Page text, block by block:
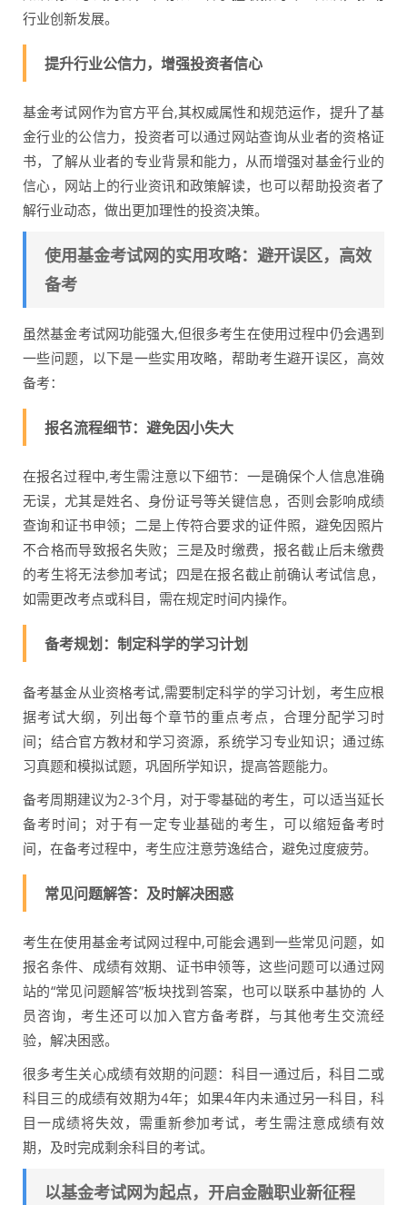
行业创新发展。
提升行业公信力，增强投资者信心
基金考试网作为官方平台,其权威属性和规范运作，提升了基
金行业的公信力，投资者可以通过网站查询从业者的资格证
书，了解从业者的专业背景和能力，从而增强对基金行业的
信心，网站上的行业资讯和政策解读，也可以帮助投资者了
解行业动态，做出更加理性的投资决策。
使用基金考试网的实用攻略：避开误区，高效
备考
虽然基金考试网功能强大,但很多考生在使用过程中仍会遇到
一些问题，以下是一些实用攻略，帮助考生避开误区，高效
备考：
报名流程细节：避免因小失大
在报名过程中,考生需注意以下细节：一是确保个人信息准确
无误，尤其是姓名、身份证号等关键信息，否则会影响成绩
查询和证书申领；二是上传符合要求的证件照，避免因照片
不合格而导致报名失败；三是及时缴费，报名截止后未缴费
的考生将无法参加考试；四是在报名截止前确认考试信息，
如需更改考点或科目，需在规定时间内操作。
备考规划：制定科学的学习计划
备考基金从业资格考试,需要制定科学的学习计划，考生应根
据考试大纲，列出每个章节的重点考点，合理分配学习时
间；结合官方教材和学习资源，系统学习专业知识；通过练
习真题和模拟试题，巩固所学知识，提高答题能力。
备考周期建议为2-3个月，对于零基础的考生，可以适当延长
备考时间；对于有一定专业基础的考生，可以缩短备考时
间，在备考过程中，考生应注意劳逸结合，避免过度疲劳。
常见问题解答：及时解决困惑
考生在使用基金考试网过程中,可能会遇到一些常见问题，如
报名条件、成绩有效期、证书申领等，这些问题可以通过网
站的“常见问题解答”板块找到答案，也可以联系中基协的 人
员咨询，考生还可以加入官方备考群，与其他考生交流经
验，解决困惑。
很多考生关心成绩有效期的问题：科目一通过后，科目二或
科目三的成绩有效期为4年；如果4年内未通过另一科目，科
目一成绩将失效，需重新参加考试，考生需注意成绩有效
期，及时完成剩余科目的考试。
以基金考试网为起点，开启金融职业新征程